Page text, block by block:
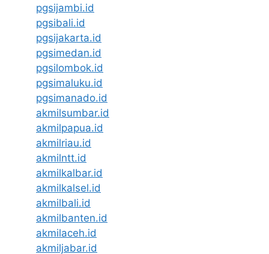
pgsijambi.id
pgsibali.id
pgsijakarta.id
pgsimedan.id
pgsilombok.id
pgsimaluku.id
pgsimanado.id
akmilsumbar.id
akmilpapua.id
akmilriau.id
akmilntt.id
akmilkalbar.id
akmilkalsel.id
akmilbali.id
akmilbanten.id
akmilaceh.id
akmiljabar.id